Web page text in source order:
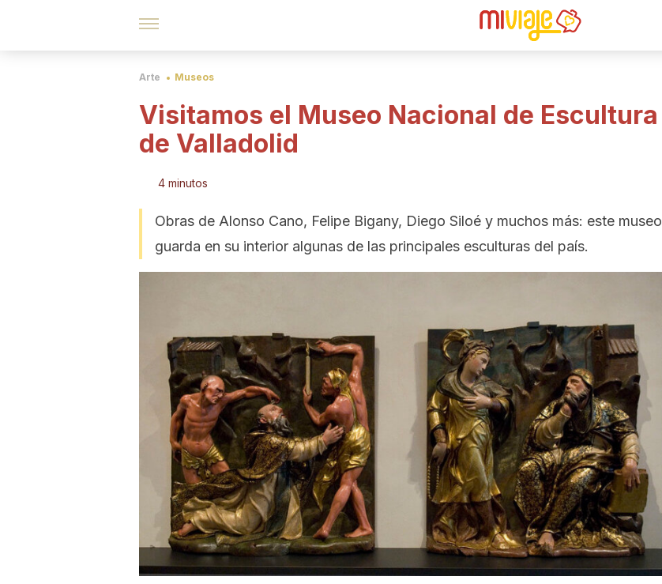
Arte Museos
Visitamos el Museo Nacional de Escultura
de Valladolid
4 minutos
Obras de Alonso Cano, Felipe Bigany, Diego Siloé y muchos más: este museo
guarda en su interior algunas de las principales esculturas del país.